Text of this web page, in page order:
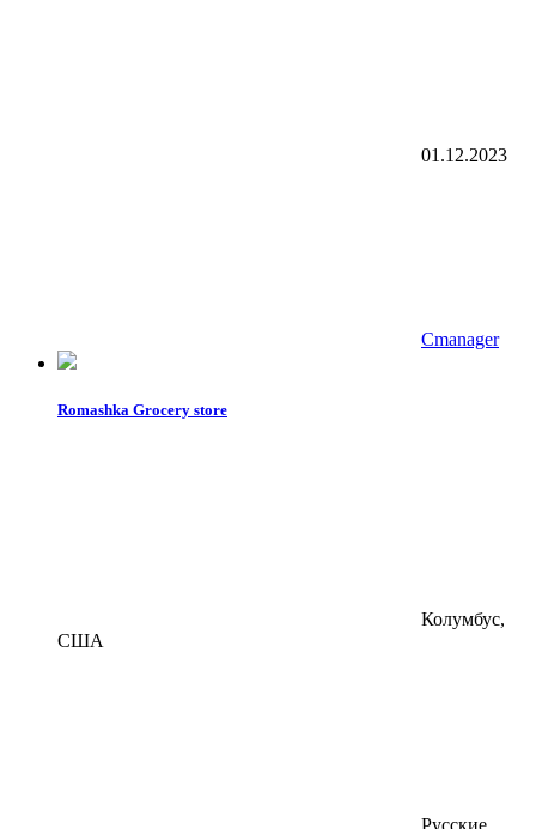
01.12.2023
Cmanager
Romashka Grocery store
Колумбус,
США